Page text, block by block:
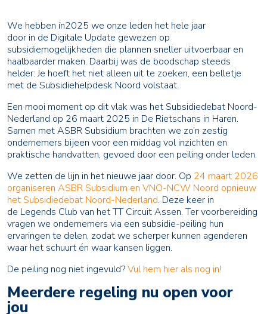
We hebben in2025 we onze leden het hele jaar
door in de Digitale Update gewezen op
subsidiemogelijkheden die plannen sneller uitvoerbaar en
haalbaarder maken. Daarbij was de boodschap steeds
helder: Je hoeft het niet alleen uit te zoeken, een belletje
met de Subsidiehelpdesk Noord volstaat.
Een mooi moment op dit vlak was het Subsidiedebat Noord-
Nederland op 26 maart 2025 in De Rietschans in Haren.
Samen met ASBR Subsidium brachten we zo’n zestig
ondernemers bijeen voor een middag vol inzichten en
praktische handvatten, gevoed door een peiling onder leden.
We zetten de lijn in het nieuwe jaar door. Op 24 maart 2026
organiseren ASBR Subsidium en VNO-NCW Noord opnieuw
het Subsidiedebat Noord-Nederland. Deze keer in
de Legends Club van het TT Circuit Assen. Ter voorbereiding
vragen we ondernemers via een subsidie-peiling hun
ervaringen te delen, zodat we scherper kunnen agenderen
waar het schuurt én waar kansen liggen.
De peiling nog niet ingevuld?Vul hem hier als nog in!
Meerdere regeling nu open voor
jou